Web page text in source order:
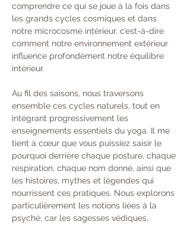
comprendre ce qui se joue à la fois dans
les grands cycles cosmiques et dans
notre microcosme intérieur, c’est-à-dire
comment notre environnement extérieur
influence profondément notre équilibre
intérieur.
Au fil des saisons, nous traversons
ensemble ces cycles naturels, tout en
intégrant progressivement les
enseignements essentiels du yoga. Il me
tient à cœur que vous puissiez saisir le
pourquoi derrière chaque posture, chaque
respiration, chaque nom donné, ainsi que
les histoires, mythes et légendes qui
nourrissent ces pratiques. Nous explorons
particulièrement les notions liées à la
psyché, car les sagesses védiques,